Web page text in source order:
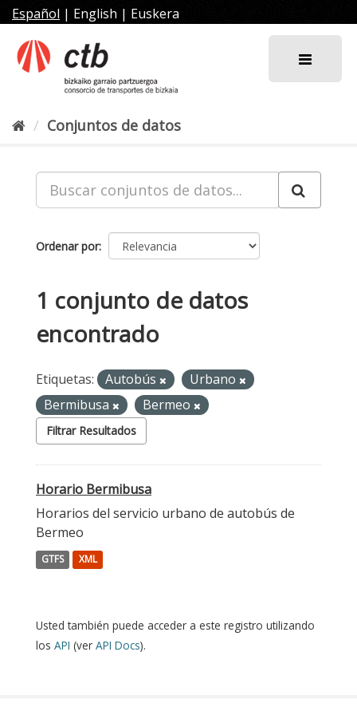
al
contenido
Español | English | Euskera
Conjuntos de datos
Ordenar por
1 conjunto de datos
encontrado
Etiquetas: Autobús
Urbano
Bermibusa
Bermeo
Filtrar Resultados
Horario Bermibusa
Horarios del servicio urbano de autobús de
Bermeo
GTFS XML
Usted también puede acceder a este registro utilizando
los API (ver API Docs).